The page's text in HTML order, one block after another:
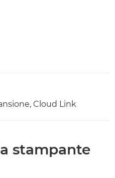
Cloud Link
stampante